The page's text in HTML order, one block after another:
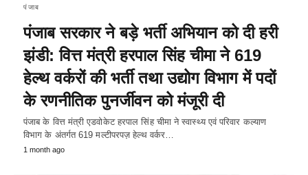
पंजाब
पंजाब सरकार ने बड़े भर्ती अभियान को दी हरी
झंडी: वित्त मंत्री हरपाल सिंह चीमा ने 619
हेल्थ वर्करों की भर्ती तथा उद्योग विभाग में पदों
के रणनीतिक पुनर्जीवन को मंजूरी दी
पंजाब के वित्त मंत्री एडवोकेट हरपाल सिंह चीमा ने स्वास्थ्य एवं परिवार कल्याण
विभाग के अंतर्गत 619 मल्टीपरपज़ हेल्थ वर्कर…
1 month ago